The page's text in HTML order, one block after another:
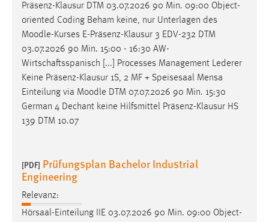
Präsenz-Klausur DTM 03.07.2026 90 Min. 09:00 Object-
oriented Coding Beham keine, nur Unterlagen des
Moodle-Kurses E-Präsenz-Klausur 3 EDV-232 DTM
03.07.2026 90 Min. 15:00 - 16:30 AW-
Wirtschaftsspanisch [...] Processes Management Lederer
Keine Präsenz-Klausur 1S, 2 MF + Speisesaal Mensa
Einteilung via Moodle DTM 07.07.2026 90 Min. 15:30
German 4 Dechant keine Hilfsmittel Präsenz-Klausur HS
139 DTM 10.07
[PDF] Prüfungsplan Bachelor Industrial
Engineering
Relevanz:
Hörsaal-Einteilung IIE 03.07.2026 90 Min. 09:00 Object-